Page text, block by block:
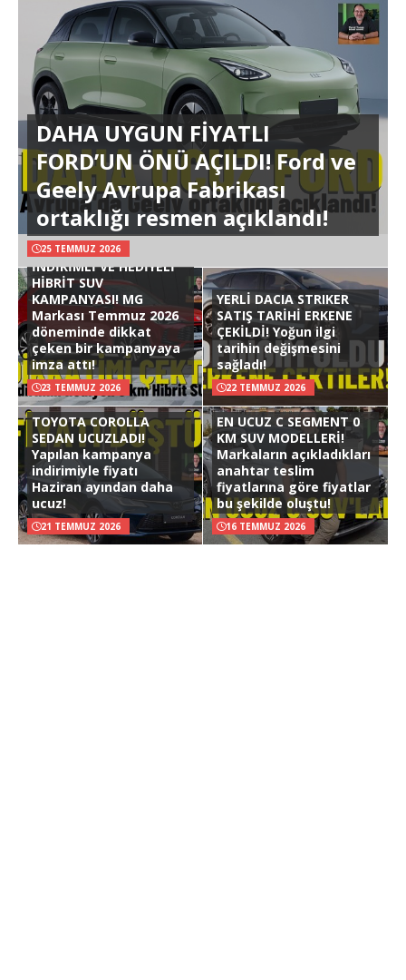
DAHA UYGUN FİYATLI
FORD’UN ÖNÜ AÇILDI! Ford ve
Geely Avrupa Fabrikası
ortaklığı resmen açıklandı!
25 TEMMUZ 2026
İNDİRİMLİ VE HEDİYELİ
HİBRİT SUV
KAMPANYASI! MG
Markası Temmuz 2026
döneminde dikkat
çeken bir kampanyaya
imza attı!
23 TEMMUZ 2026
YERLİ DACIA STRIKER
SATIŞ TARİHİ ERKENE
ÇEKİLDİ! Yoğun ilgi
tarihin değişmesini
sağladı!
22 TEMMUZ 2026
TOYOTA COROLLA
SEDAN UCUZLADI!
Yapılan kampanya
indirimiyle fiyatı
Haziran ayından daha
ucuz!
21 TEMMUZ 2026
EN UCUZ C SEGMENT 0
KM SUV MODELLERİ!
Markaların açıkladıkları
anahtar teslim
fiyatlarına göre fiyatlar
bu şekilde oluştu!
16 TEMMUZ 2026